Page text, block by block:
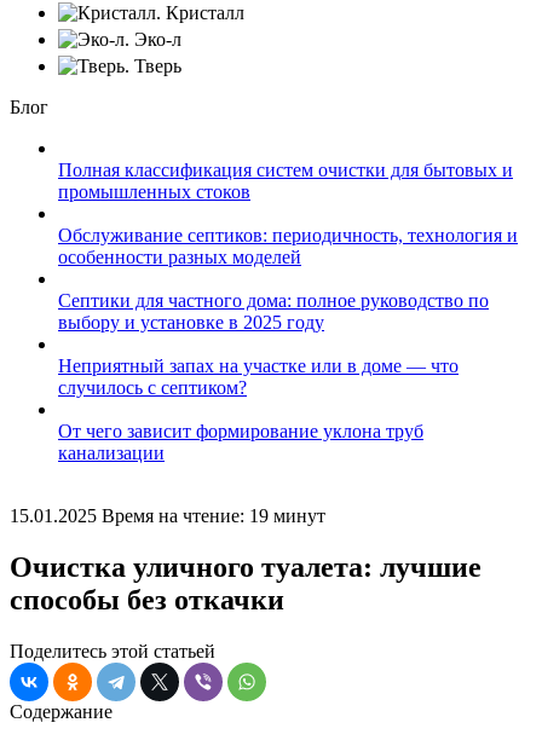
Кристалл
Эко-л
Тверь
Блог
Полная классификация систем очистки для бытовых и
промышленных стоков
Обслуживание септиков: периодичность, технология и
особенности разных моделей
Септики для частного дома: полное руководство по
выбору и установке в 2025 году
Неприятный запах на участке или в доме — что
случилось с септиком?
От чего зависит формирование уклона труб
канализации
15.01.2025 Время на чтение: 19 минут
Очистка уличного туалета: лучшие
способы без откачки
Поделитесь этой статьей
Содержание